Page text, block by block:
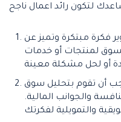
لتكون رائد اعمال ناجح
فكرة مبتكرة وتميز عن
لمنتجات أو خدمات
أن تقوم بتحليل سوق
والجوانب المالية.